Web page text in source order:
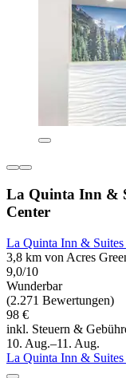
La Quinta Inn &
Center
La Quinta Inn &
3,8 km von Acres
9,0/10
Wunderbar
(2.271 Bewertungen)
98 €
inkl. Steuern &
10. Aug.–11. Aug.
La Quinta Inn &